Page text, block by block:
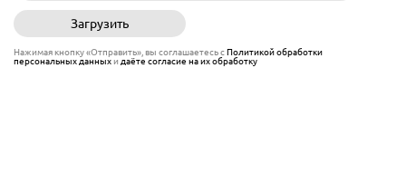
Загрузить
Нажимая кнопку «Отправить», вы соглашаетесь сПолитикой обработки
персональных данныхи даёте согласие на их обработку